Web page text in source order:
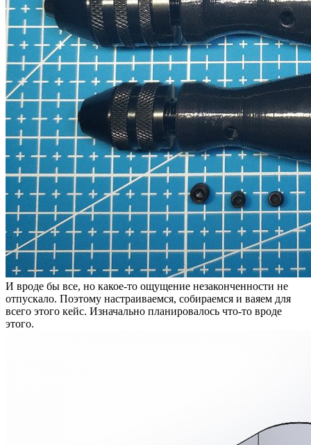
И вроде бы все, но какое-то ощущение незаконченности не
отпускало. Поэтому настраиваемся, собираемся и ваяем для
всего этого кейс. Изначально планировалось что-то вроде
этого.